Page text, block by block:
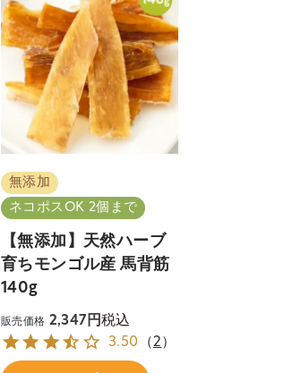
無添加
ネコポスOK 2個まで
【無添加】天然ハーブ
育ちモンゴル産 馬背筋
140g
販売価格 2,347 税込
3.50 （2 ）